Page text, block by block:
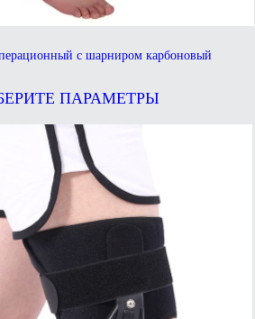
с шарниром карбоновый
ПАРАМЕТРЫ
несколько